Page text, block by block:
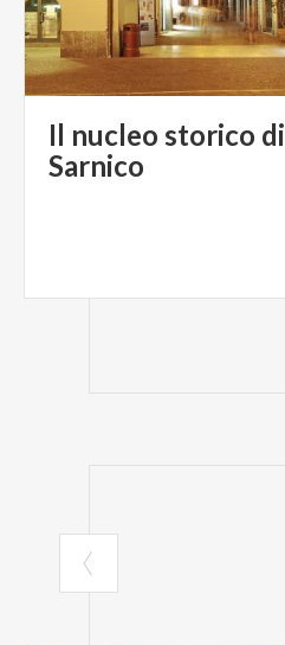
Il nucleo storico di
Sarnico